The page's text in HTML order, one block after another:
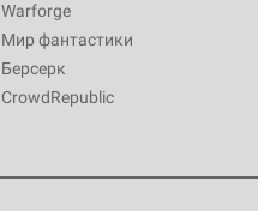
Warforge
Мир фантастики
Берсерк
CrowdRepublic